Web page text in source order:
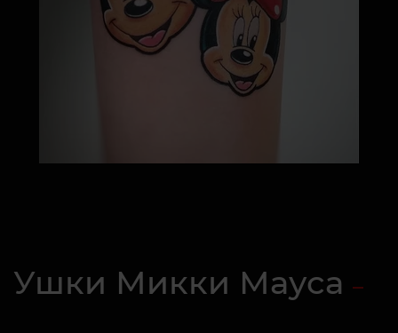
Ушки Микки Мауса